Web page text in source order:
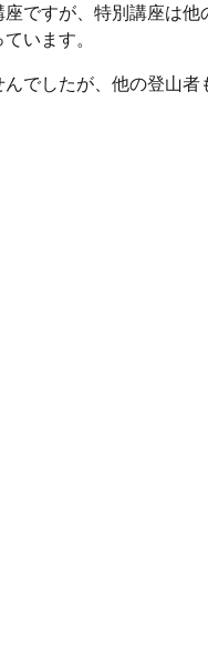
ですが、特別講座は
います。
でしたが、他の登山